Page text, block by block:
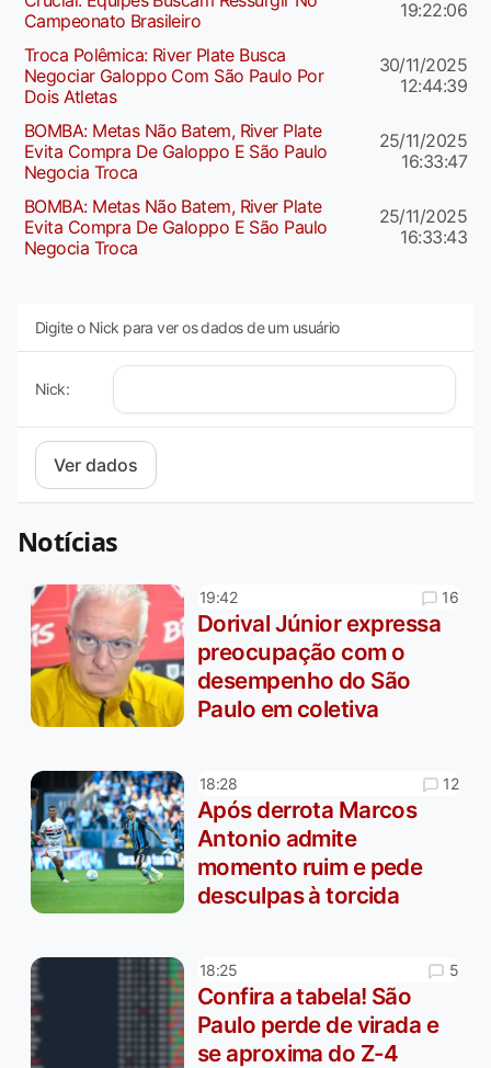
Campeonato Brasileiro
19:22:06
Troca Polêmica: River Plate Busca
Negociar Galoppo Com São Paulo Por
Dois Atletas
30/11/2025
12:44:39
BOMBA: Metas Não Batem, River Plate
Evita Compra De Galoppo E São Paulo
Negocia Troca
25/11/2025
16:33:47
BOMBA: Metas Não Batem, River Plate
Evita Compra De Galoppo E São Paulo
Negocia Troca
25/11/2025
16:33:43
Digite o Nick para ver os dados de um usuário
Nick:
Notícias
19:42 16
Dorival Júnior expressa
preocupação com o
desempenho do São
Paulo em coletiva
18:28 12
Após derrota Marcos
Antonio admite
momento ruim e pede
desculpas à torcida
18:25 5
Confira a tabela! São
Paulo perde de virada e
se aproxima do Z-4